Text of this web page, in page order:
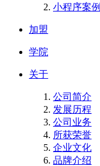
小程序案例
加盟
学院
关于
公司简介
发展历程
公司业务
所获荣誉
企业文化
品牌介绍